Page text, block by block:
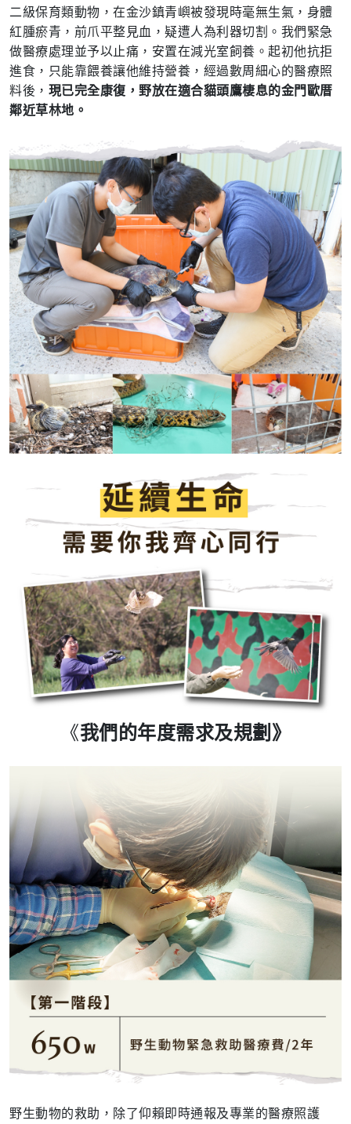
二級保育類動物，在金沙鎮青嶼被發現時毫無生氣，身體
紅腫瘀青，前爪平整見血，疑遭人為利器切割。我們緊急
做醫療處理並予以止痛，安置在減光室飼養。起初他抗拒
進食，只能靠餵養讓他維持營養，經過數周細心的醫療照
料後， 現已完全康復，野放在適合貓頭鷹棲息的金門歐厝
鄰近草林地。
《我們的年度需求及規劃》
野生動物的救助，除了仰賴即時通報及專業的醫療照護